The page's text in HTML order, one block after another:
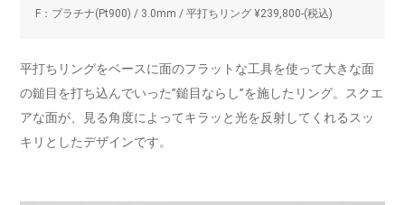
F：プラチナ(Pt900) / 3.0mm / 平打ちリング ¥239,800-(税込)
平打ちリングをベースに面のフラットな工具を使って大きな面
の鎚目を打ち込んでいった”鎚目ならし”を施したリング。スクエ
アな面が、見る角度によってキラッと光を反射してくれるスッ
キリとしたデザインです。